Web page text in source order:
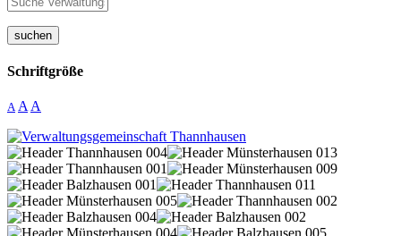
suchen
Schriftgröße
A A A